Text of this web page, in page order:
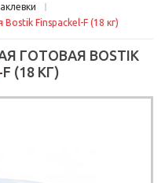
Finspackel-F (18 кг)
ГОТОВАЯ BOSTIK
F (18 КГ)